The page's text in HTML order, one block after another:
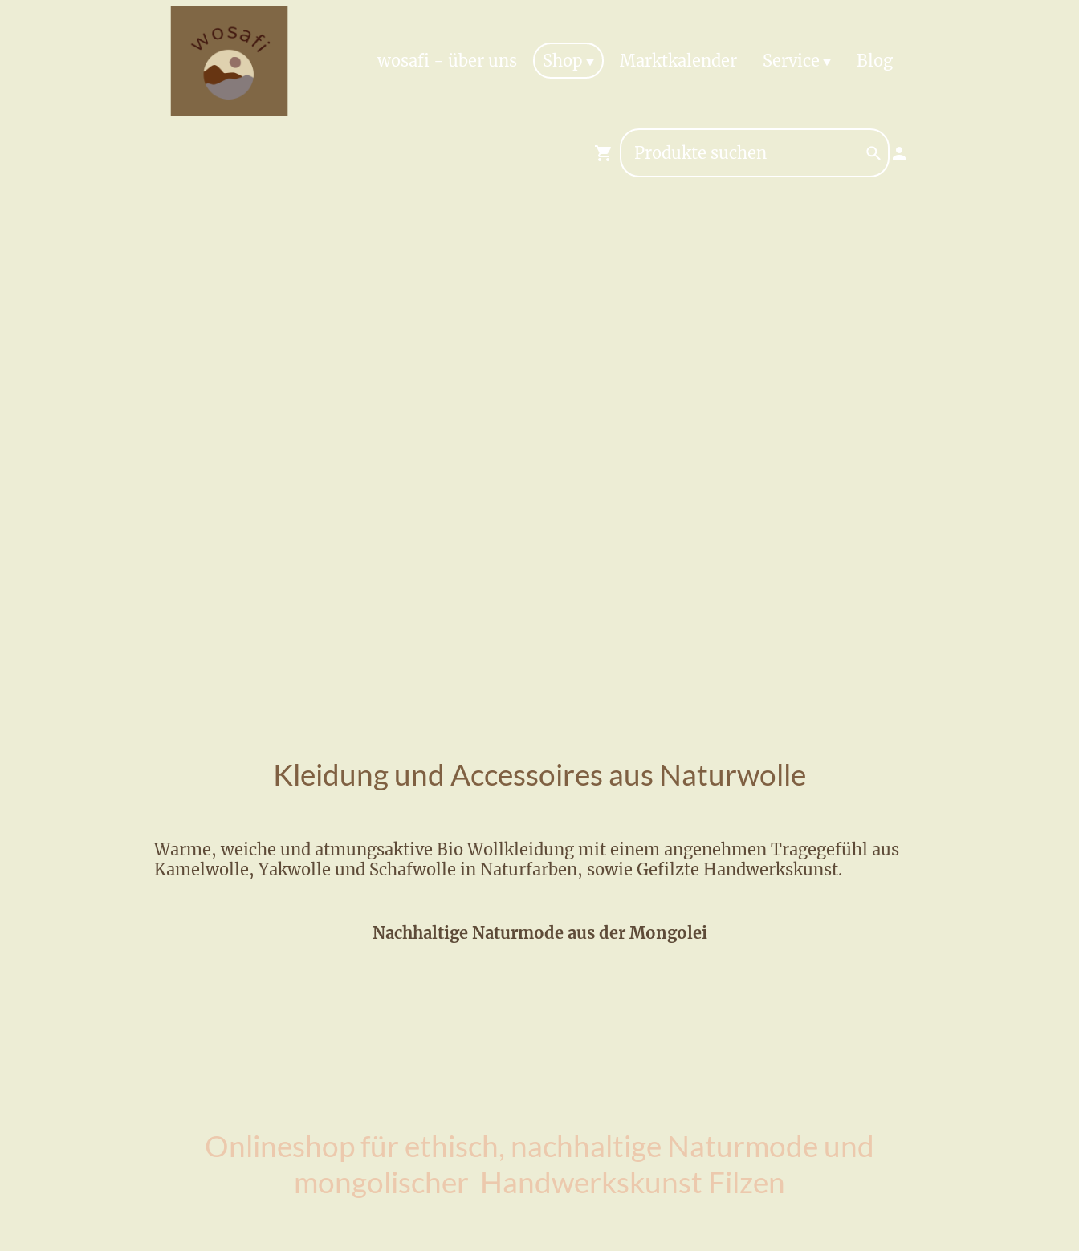
wosafi - über uns Shop Marktkalender Service Blog
Kleidung und Accessoires aus Naturwolle
Nachhaltige Naturmode aus der Mongolei
Warme, weiche und atmungsaktive Bio Wollkleidung mit einem angenehmen Tragegefühl aus
Kamelwolle, Yakwolle und Schafwolle in Naturfarben, sowie Gefilzte Handwerkskunst.
Onlineshop für ethisch, nachhaltige Naturmode und
mongolischer Handwerkskunst Filzen